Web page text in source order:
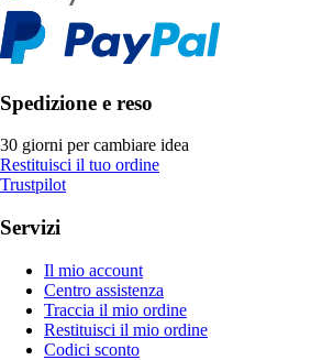
Spedizione e reso
30 giorni per cambiare idea
Restituisci il tuo ordine
Trustpilot
Servizi
Il mio account
Centro assistenza
Traccia il mio ordine
Restituisci il mio ordine
Codici sconto